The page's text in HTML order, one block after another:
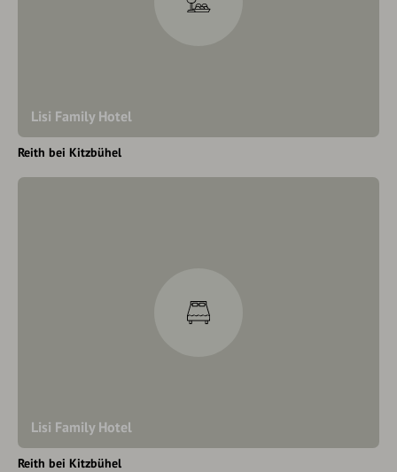
Lisi Family Hotel
Reith bei Kitzbühel
Lisi Family Hotel
Reith bei Kitzbühel